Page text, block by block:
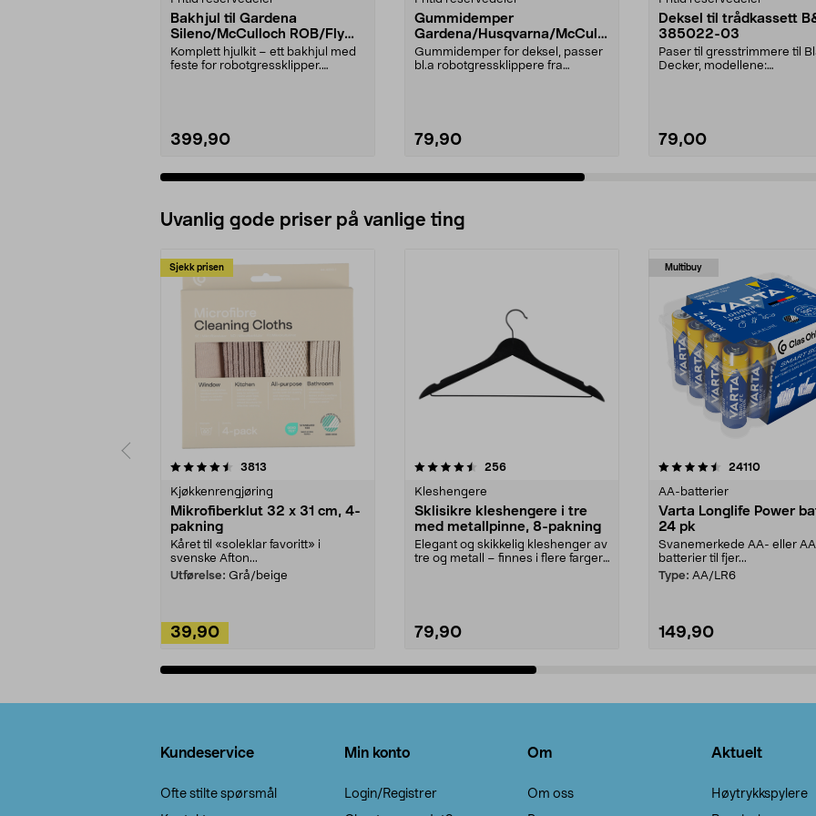
Bakhjul til Gardena
Sileno/McCulloch ROB/Flymo
Easilife
Komplett hjulkit – ett bakhjul med
feste for robotgressklipper.
399,90
Gummidemper
Gardena/Husqvarna/McCullo
ch/Flymo
Gummidemper for deksel, passer
bl.a robotgressklippere fra
79,90
Deksel til trådkassett
385022-03
Paser til gresstrimmere til
Decker, modellene:
79,00
Uvanlig gode priser på vanlige ting
Sjekk prisen
3813
Kjøkkenrengjøring
Mikrofiberklut 32 x 31 cm, 4-
pakning
Kåret til «soleklar favoritt» i
svenske Afton...
Utførelse: Grå/beige
39,90
4.5av 5 stjerner 256anmeldelser
Kleshengere
Sklisikre kleshengere i tre
med metallpinne, 8-pakning
Elegant og skikkelig kleshenger av
tre og metall – finnes i flere farger.
79,90
Multibuy
4.5av 5 stjerner 24110
AA-batterier
Varta Longlife Power
24 pk
Svanemerkede AA- eller
batterier til fjer...
Type: AA/LR6
149,90
4.5av 5 stjerner
Kundeservice
Ofte stilte spørsmål
Min konto
Login/Registrer
Om
Om oss
Aktuelt
Høytrykkspylere